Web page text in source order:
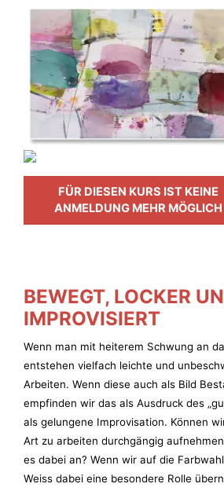
FÜR DIESEN KURS IST KEINE
ANMELDUNG MEHR MÖGLICH
BEWEGT, LOCKER
IMPROVISIERT
Wenn man mit heiterem Schwung an
entstehen vielfach leichte und
Arbeiten. Wenn diese auch als Bild
empfinden wir das als Ausdruck des
als gelungene Improvisation. Können
Art zu arbeiten durchgängig
es dabei an? Wenn wir auf die
Weiss dabei eine besondere Rolle